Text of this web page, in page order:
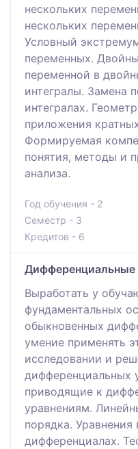
нескольких
нескольких
Условный
переменных.
переменной в
интегралы. Замена
интегралах.
приложения
Формируемая
понятия, методы и
анализа.
Год обучения - 2
Семестр - 3
Кредитов - 6
Дифференциальные
Выработать у
фундаментальных
обыкновенных
умение применять
исследовании и
дифференциальных
приводящие к
уравнениям.
порядка. Уравнения
дифференциалах.